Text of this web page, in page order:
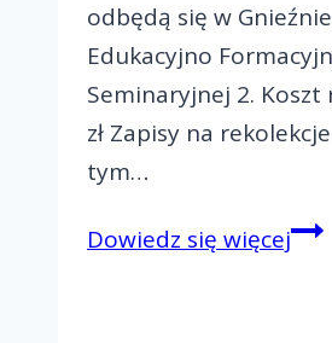
odbędą się w
Edukacyjno
Seminaryjnej 2. Koszt
zł Zapisy na
tym…
Dowiedz się więcej